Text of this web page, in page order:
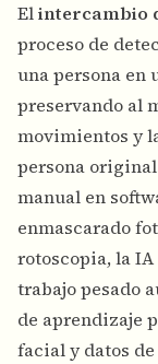
Elintercambio
proceso de
una persona en
preservando al
movimientos y
persona
manual en
enmascarado
rotoscopia, la IA
trabajo pesado
de aprendizaje
facial y datos